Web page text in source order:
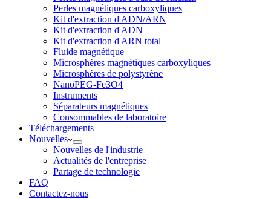
Perles magnétiques carboxyliques
Kit d'extraction d'ADN/ARN
Kit d'extraction d'ADN
Kit d'extraction d'ARN total
Fluide magnétique
Microsphères magnétiques carboxyliques
Microsphères de polystyrène
NanoPEG-Fe3O4
Instruments
Séparateurs magnétiques
Consommables de laboratoire
Téléchargements
Nouvelles
Nouvelles de l'industrie
Actualités de l'entreprise
Partage de technologie
FAQ
Contactez-nous